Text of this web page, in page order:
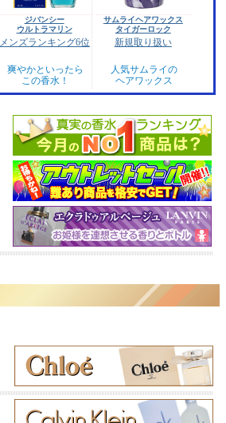
ジバンシー
ウルトラマリン
メンズランキング6位
爽やかといったら
この香水！
サムライヘアワックス
タイガーロック
新規取り扱い
人気サムライの
ヘアワックス